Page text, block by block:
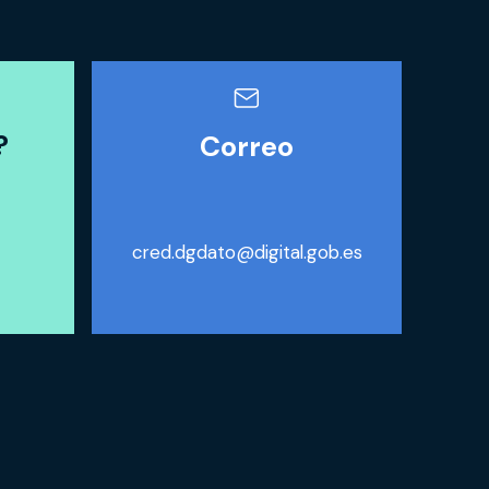
Correo
cred.dgdato@digital.gob.es